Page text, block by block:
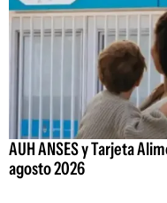
AUH ANSES y Tarjeta
agosto 2026